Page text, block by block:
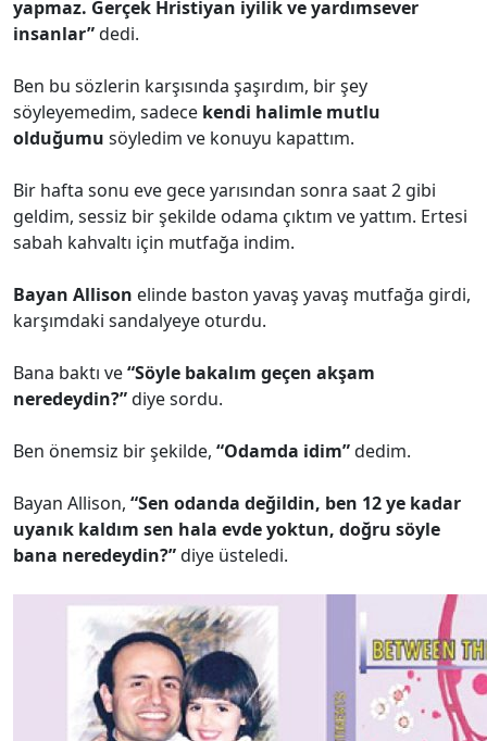
yapmaz. Gerçek Hristiyan iyilik ve yardımsever
insanlar”dedi.
Ben bu sözlerin karşısında şaşırdım, bir şey
söyleyemedim, sadece kendi halimle mutlu
olduğumu söyledim ve konuyu kapattım.
Bir hafta sonu eve gece yarısından sonra saat 2 gibi
geldim, sessiz bir şekilde odama çıktım ve yattım. Ertesi
sabah kahvaltı için mutfağa indim.
Bayan Allison elinde baston yavaş yavaş mutfağa girdi,
karşımdaki sandalyeye oturdu.
Bana baktı ve“Söyle bakalım geçen akşam
neredeydin?”diye sordu.
Ben önemsiz bir şekilde, “Odamda idim”dedim.
Bayan Allison, “Sen odanda değildin, ben 12 ye kadar
uyanık kaldım sen hala evde yoktun, doğru söyle
bana neredeydin?”diye üsteledi.